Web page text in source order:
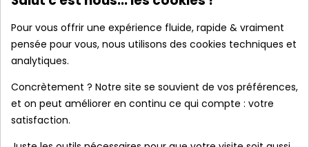
Produits authentiques au meilleur prix
Livraison rapide 24/48h
Pour vous offrir une expérience fluide, rapide & vraiment
pensée pour vous, nous utilisons des cookies techniques et
analytiques.
Concrètement ? Notre site se souvient de vos préférences,
et on peut améliorer en continu ce qui compte : votre
satisfaction.